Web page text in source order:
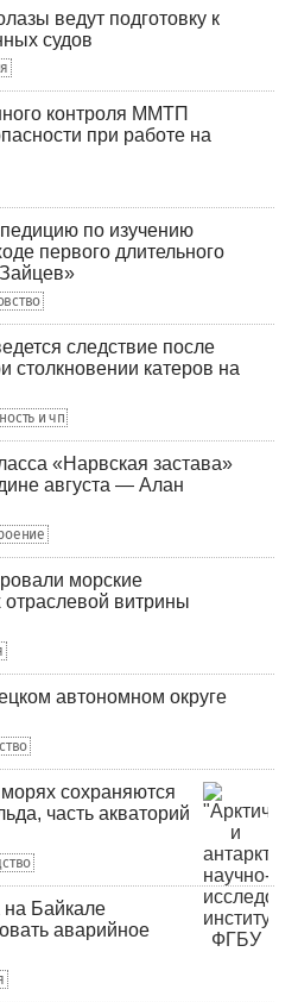
ведут подготовку к
судов
контроля ММТП
при работе на
по изучению
первого длительного
следствие после
столкновении катеров на
и чп
«Нарвская застава»
августа — Алан
морские
отраслевой витрины
автономном округе
сохраняются
часть акваторий
на Байкале
аварийное